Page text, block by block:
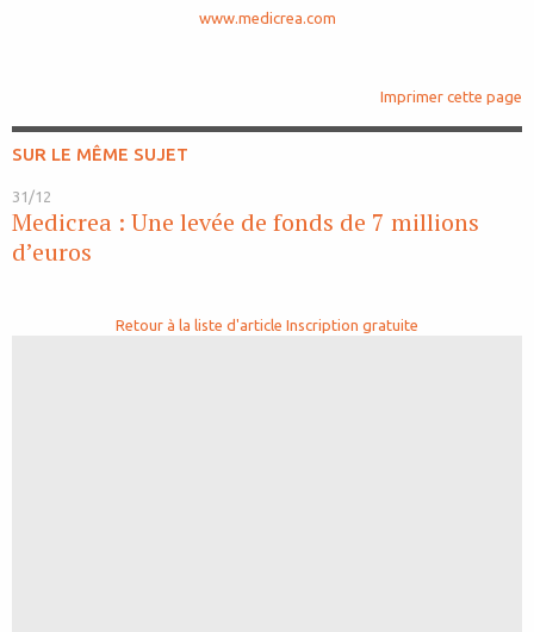
www.medicrea.com
Imprimer cette page
SUR LE MÊME SUJET
31/12
Medicrea : Une levée de fonds de 7 millions
d’euros
Retour à la liste d'article Inscription gratuite